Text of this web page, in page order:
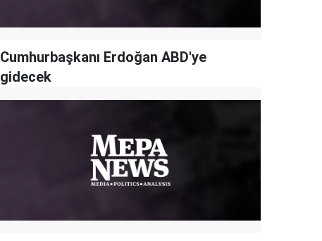
Cumhurbaşkanı Erdoğan ABD'ye
gidecek